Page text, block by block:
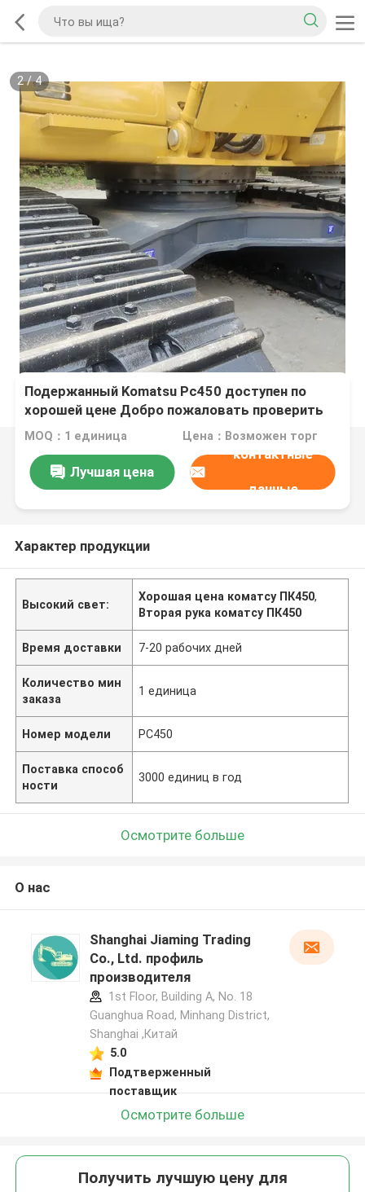
2/4
Подержанный Komatsu Pc450 доступен по
хорошей цене Добро пожаловать проверить
его
MOQ：1 единица Цена：Возможен торг
Лучшая цена
контактные
данные
Характер продукции
Высокий свет:
Хорошая цена коматсу ПК450,
Вторая рука коматсу ПК450
Время доставки 7-20 рабочих дней
Количество мин
заказа
1 единица
Номер модели PC450
Поставка способ
ности
3000 единиц в год
Осмотрите больше
О нас
Shanghai Jiaming Trading
Co., Ltd. профиль
производителя
1st Floor, Building A, No. 18
Guanghua Road, Minhang District,
Shanghai ,Китай
5.0
Подтверженный
поставщик
Осмотрите больше
Получить лучшую цену для